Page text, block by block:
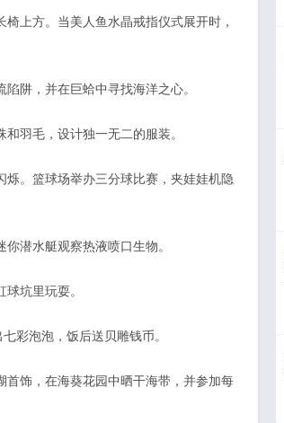
上方。当美人鱼水晶戒指仪式展开时，
阱，并在巨蛤中寻找海洋之心。
羽毛，设计独一无二的服装。
。篮球场举办三分球比赛，夹娃娃机隐
潜水艇观察热液喷口生物。
坑里玩耍。
彩泡泡，饭后送贝雕钱币。
饰，在海葵花园中晒干海带，并参加每